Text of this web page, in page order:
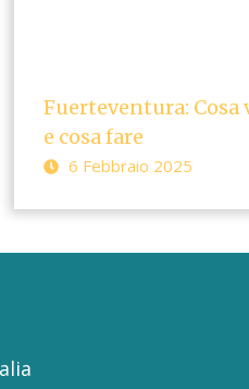
Fuerteventura: Cosa
e cosa fare
6 Febbraio 2025